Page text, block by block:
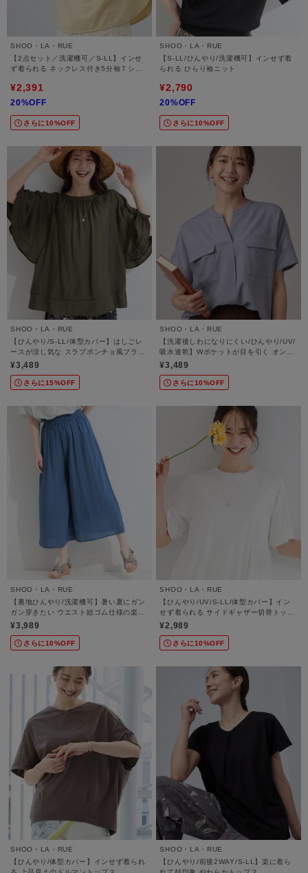
SHOO・LA・RUE
【2点セット／洗濯機可／S-LL】インせ
ず着られる ネックレス付き5分袖Ｔシャ
¥2,391
20%OFF
さらに10%OFF
SHOO・LA・RUE
【S-LL/ひんやり/洗濯機可】インせず着
られる ひらり袖ニット
¥2,790
20%OFF
さらに10%OFF
SHOO・LA・RUE
【ひんやり/S-LL/体型カバー】はしごレ
ースが涼し気な スラブポンチョ風ブラウ
ス
¥3,489
さらに15%OFF
SHOO・LA・RUE
【洗濯後しわになりにくい/ひんやり/UV/
吸水速乾】Wポケットが目を引く オンオ
フ使えるスキッパーブラウス
¥3,489
さらに10%OFF
SHOO・LA・RUE
【裏地ひんやり/洗濯機可】暑い夏にガン
ガン穿きたい ウエスト総ゴム仕様の楽ち
んガウチョパンツ
¥3,989
さらに10%OFF
SHOO・LA・RUE
【ひんやり/UV/S-LL/体型カバー】イン
せず着られる サイドギャザー切替トップ
ス
¥2,989
さらに10%OFF
SHOO・LA・RUE
【ひんやり/体型カバー】インせず着られ
SHOO・LA・RUE
【ひんやり/前後2WAY/S-LL】楽に着ら